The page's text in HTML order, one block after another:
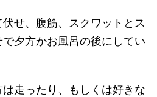
せ、腹筋、スクワットとス
で夕方かお風呂の後にしてい
走ったり、もしくは好きな